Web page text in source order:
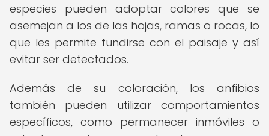
especies pueden adoptar colores que se
asemejan a los de las hojas, ramas o rocas, lo
que les permite fundirse con el paisaje y así
evitar ser detectados.
Además de su coloración, los anfibios
también pueden utilizar comportamientos
específicos, como permanecer inmóviles o